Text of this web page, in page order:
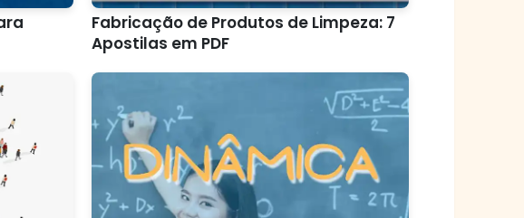
Fabricação de Produtos de Limpeza: 7
Apostilas em PDF